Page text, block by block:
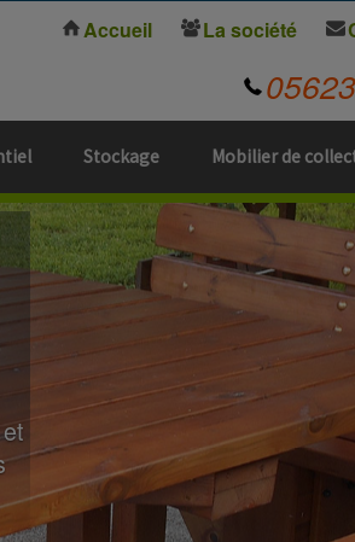
Stockage Mobilier de
Accueil La société